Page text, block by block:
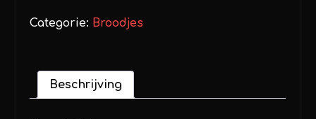
carpaccio
aantal
Categorie: Broodjes
Beschrijving